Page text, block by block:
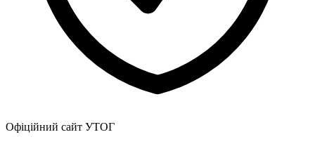
Офіційний сайт УТОГ